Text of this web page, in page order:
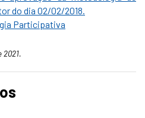
do dia 02/02/2018.
Participativa
2021.